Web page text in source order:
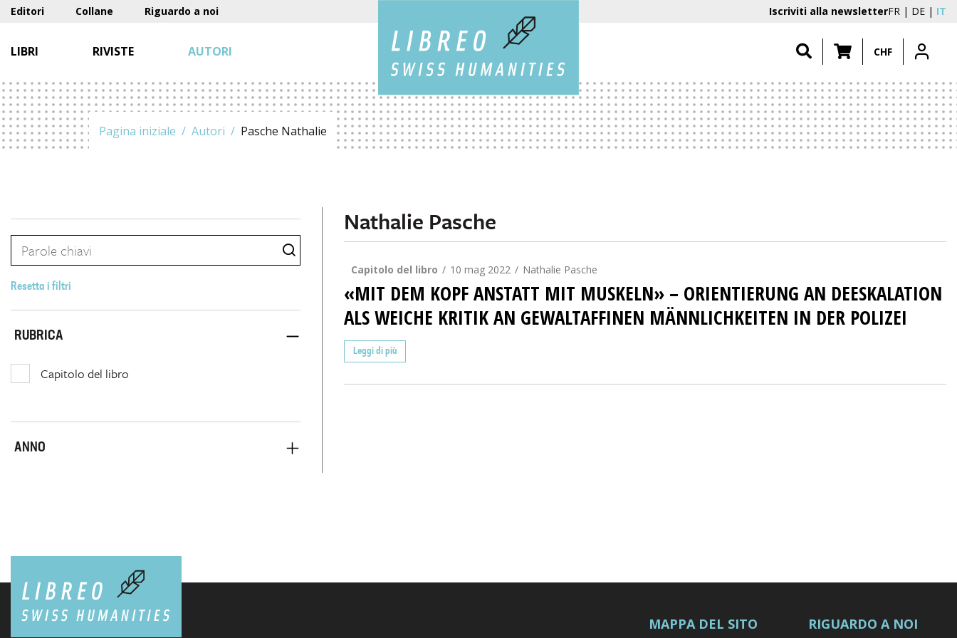
Editori Collane Riguardo a noi Iscriviti alla newsletterFR DE IT
LIBRI RIVISTE AUTORI CHF
Pagina iniziale Autori Pasche Nathalie
Resetta i filtri
RUBRICA
Capitolo del libro
ANNO
Nathalie Pasche
Capitolo del libro 10 mag 2022 Nathalie Pasche
«MIT DEM KOPF ANSTATT MIT MUSKELN» – ORIENTIERUNG AN DEESKALATION
ALS WEICHE KRITIK AN GEWALTAFFINEN MÄNNLICHKEITEN IN DER POLIZEI
Leggi di più
MAPPA DEL SITO RIGUARDO A NOI